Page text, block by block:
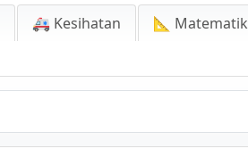
🚑 Kesihatan 📐 Matematik